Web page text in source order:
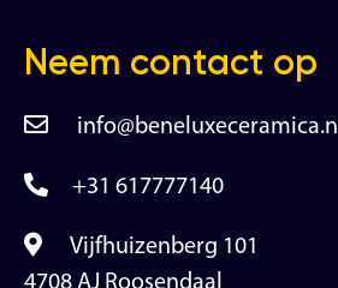
Neem contact op
info@beneluxeceramica.nl
+31 617777140
Vijfhuizenberg 101
4708 AJ Roosendaal